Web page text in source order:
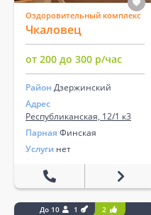
Оздоровительный комплекс
Чкаловец
от 200 до 300 р/час
Район Дзержинский
Адрес
Республиканская, 12/1 к3
Парная Финская
Услуги нет
До 10 1 2